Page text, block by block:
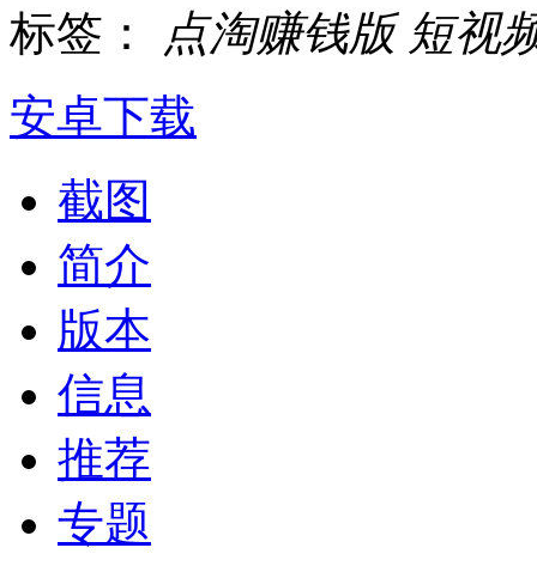
标签：
点淘赚钱版 短视
安卓下载
截图
简介
版本
信息
推荐
专题